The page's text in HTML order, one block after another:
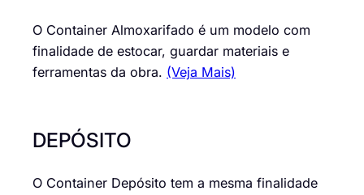
O Container Almoxarifado é um modelo com
finalidade de estocar, guardar materiais e
ferramentas da obra. (Veja Mais)
DEPÓSITO
O Container Depósito tem a mesma finalidade